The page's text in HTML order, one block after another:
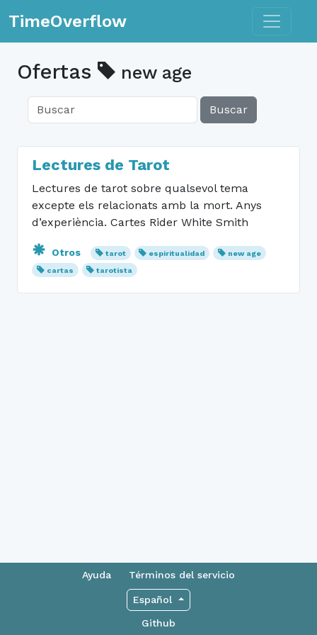
TimeOverflow Toggle
Ofertas new age
Buscar
Lectures de Tarot
Lectures de tarot sobre qualsevol tema
excepte els relacionats amb la mort. Anys
d’experiència. Cartes Rider White Smith
Otros tarot espiritualidad
new age
cartas
tarotista
Ayuda Términos del servicio
Español
Github